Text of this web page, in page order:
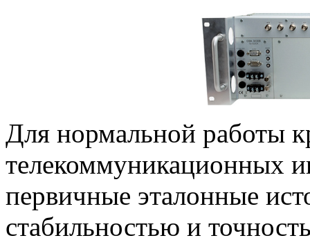
Для нормальной работы
телекоммуникационных
первичные эталонные
стабильностью и